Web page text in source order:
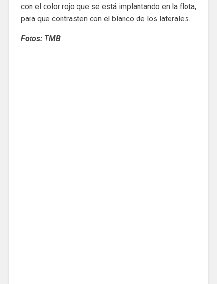
con el color rojo que se está implantando en la flota,
para que contrasten con el blanco de los laterales.
Fotos: TMB